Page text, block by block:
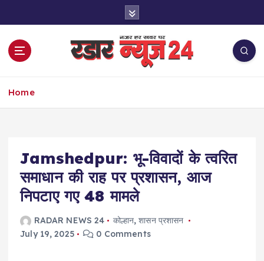
Home
Jamshedpur: भू-विवादों के त्वरित
समाधान की राह पर प्रशासन, आज
निपटाए गए 48 मामले
RADAR NEWS 24 कोल्हान,शासन प्रशासन
July 19, 2025
0 Comments